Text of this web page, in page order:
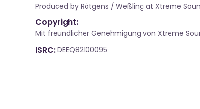
Produced by Rötgens / Weßling at Xtreme
Copyright:
Mit freundlicher Genehmigung von Xtreme
ISRC DEEQ82100095